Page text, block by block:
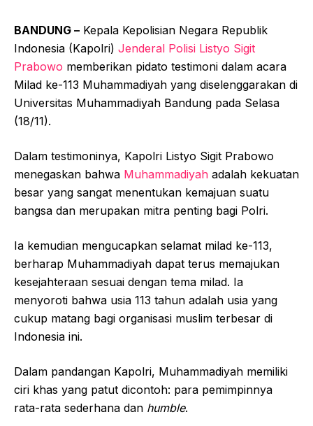
BANDUNG – Kepala Kepolisian Negara Republik
Indonesia (Kapolri) Jenderal Polisi Listyo Sigit
Prabowo memberikan pidato testimoni dalam acara
Milad ke-113 Muhammadiyah yang diselenggarakan di
Universitas Muhammadiyah Bandung pada Selasa
(18/11).
Dalam testimoninya, Kapolri Listyo Sigit Prabowo
menegaskan bahwa Muhammadiyah adalah kekuatan
besar yang sangat menentukan kemajuan suatu
bangsa dan merupakan mitra penting bagi Polri.
Ia kemudian mengucapkan selamat milad ke-113,
berharap Muhammadiyah dapat terus memajukan
kesejahteraan sesuai dengan tema milad. Ia
menyoroti bahwa usia 113 tahun adalah usia yang
cukup matang bagi organisasi muslim terbesar di
Indonesia ini.
Dalam pandangan Kapolri, Muhammadiyah memiliki
ciri khas yang patut dicontoh: para pemimpinnya
rata-rata sederhana dan humble.